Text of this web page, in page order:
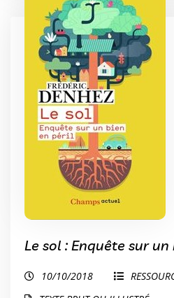
Le sol : Enquête sur
10/10/2018